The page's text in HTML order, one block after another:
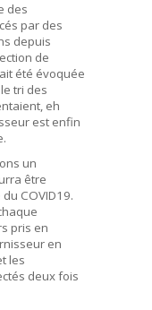
des
par des
depuis
de
été évoquée
tri des
eh
est enfin
un
être
COVID19.
pris en
en
les
deux fois